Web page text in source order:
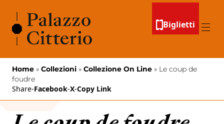
Biglietti
Menu
Home » Collezioni » Collezione On Line » Le coup de
foudre
Share-Facebook-X-Copy Link